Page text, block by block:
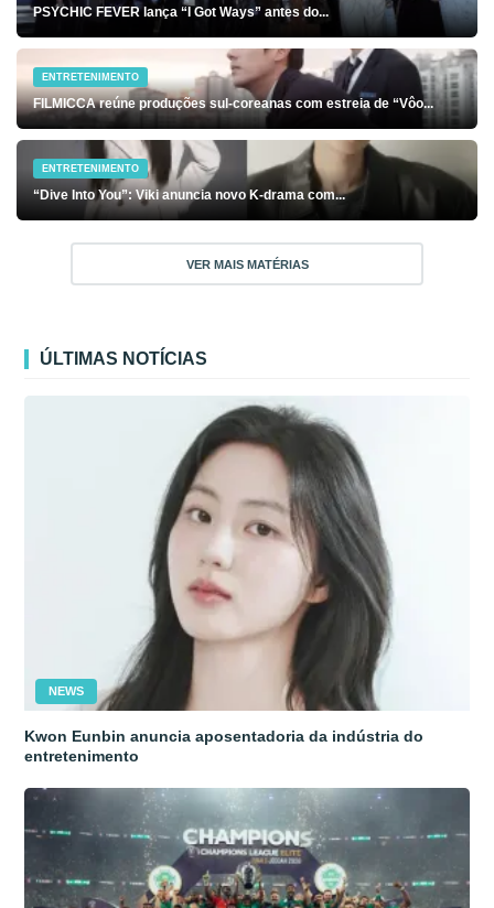
PSYCHIC FEVER lança “I Got Ways” antes do...
ENTRETENIMENTO
FILMICCA reúne produções sul-coreanas com estreia de “Vôo...
ENTRETENIMENTO
“Dive Into You”: Viki anuncia novo K-drama com...
VER MAIS MATÉRIAS
ÚLTIMAS NOTÍCIAS
NEWS
Kwon Eunbin anuncia aposentadoria da indústria do
entretenimento